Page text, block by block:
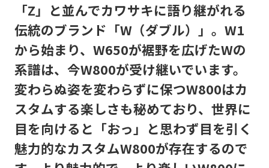
「Z」と並んでカワサキに語り継がれる
伝統のブランド「W（ダブル）」。W1
から始まり、W650が裾野を広げたWの
系譜は、今W800が受け継いでいます。
変わらぬ姿を変わらずに保つW800はカ
スタムする楽しさも秘めており、世界に
目を向けると「おっ」と思わず目を引く
魅力的なカスタムW800が存在するので